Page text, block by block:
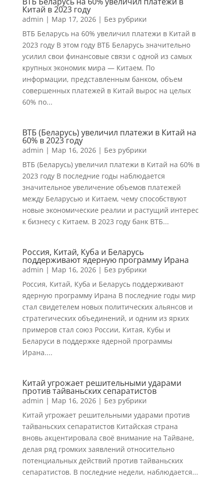
Китай в 2023 году
admin | Мар 17, 2026| Без рубрики
ВТБ Беларусь на 60% увеличил платежи в Китай в
2023 году В этом году ВТБ Беларусь значительно
усилил свои финансовые связи с одной из самых
крупных экономик мира — Китаем. По
информации, представленным банком, объем
совершенных платежей в Китай вырос на целых
60% по...
ВТБ (Беларусь) увеличил платежи в Китай на
60% в 2023 году
admin | Мар 16, 2026| Без рубрики
ВТБ (Беларусь) увеличил платежи в Китай на 60% в
2023 году В последние годы наблюдается
значительное увеличение объемов платежей
между Беларусью и Китаем, чему способствуют
новые экономические реалии и растущий интерес
к бизнесу с Китаем. В 2023 году банк ВТБ...
Россия, Китай, Куба и Беларусь
поддерживают ядерную программу Ирана
admin | Мар 16, 2026| Без рубрики
Россия, Китай, Куба и Беларусь поддерживают
ядерную программу Ирана В последние годы мир
стал свидетелем новых политических альянсов и
стратегических объединений, и одним из ярких
примеров стал союз России, Китая, Кубы и
Беларуси в поддержке ядерной программы
Ирана....
Китай угрожает решительными ударами
против тайваньских сепаратистов
admin | Мар 16, 2026| Без рубрики
Китай угрожает решительными ударами против
тайваньских сепаратистов Китайская страна
вновь акцентировала своё внимание на Тайване,
делая ряд громких заявлений относительно
потенциальных действий против тайваньских
сепаратистов. В последние недели, наблюдается...